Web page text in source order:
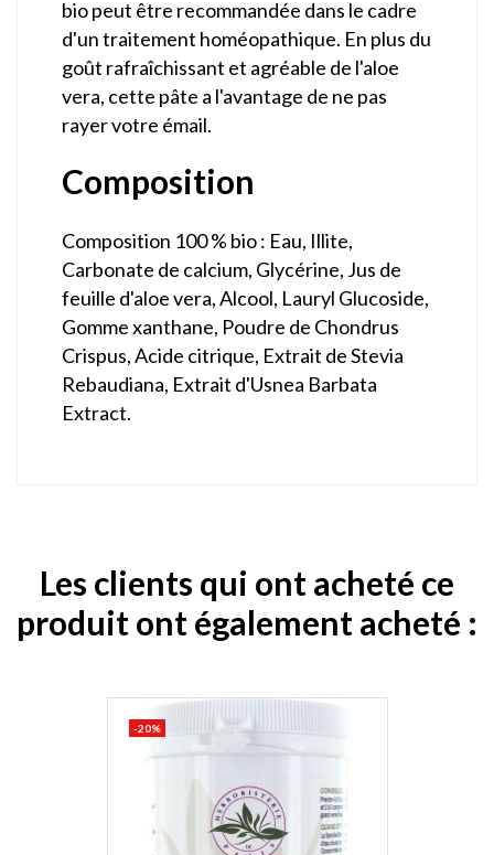
bio peut être recommandée dans le cadre
d'un traitement homéopathique. En plus du
goût rafraîchissant et agréable de l'aloe
vera, cette pâte a l'avantage de ne pas
rayer votre émail.
Composition
Composition 100 % bio : Eau, Illite,
Carbonate de calcium, Glycérine, Jus de
feuille d'aloe vera, Alcool, Lauryl Glucoside,
Gomme xanthane, Poudre de Chondrus
Crispus, Acide citrique, Extrait de Stevia
Rebaudiana, Extrait d'Usnea Barbata
Extract.
Les clients qui ont acheté ce
produit ont également acheté :
-20%